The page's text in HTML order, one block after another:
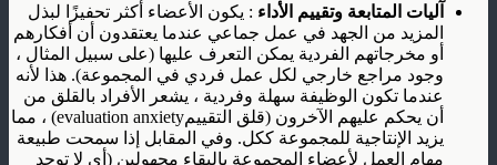
آليات المتابعة وتقييم الأداء : يكون الأعضاء أكثر تحفيزًا لبذل
المزيد من الجهد في عمل جماعي عندما يعتقدون أن أفكارهم
أو مخرجاتهم الفردية يمكن التعرف عليها (على سبيل المثال ،
وجود مراجع خارجي لكل عمل فردي في المجموعة). هذا لأنه
عندما تكون الوظيفة سهلة وفردية ، يشعر الأفراد بالقلق من
أن يحكم عليهم الآخرون (قلق التقييمevaluation anxiety) ، مما
يزيد الإنتاجية للمجموعة ككل. وفي المقابل إذا سمحت طبيعة
مهام العمل لأعضاء المجموعة بالبقاء مجهولين (أي لا توجد